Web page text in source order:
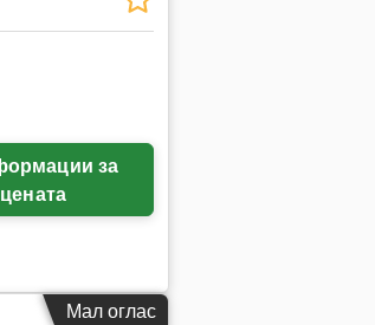
цената
Мал оглас